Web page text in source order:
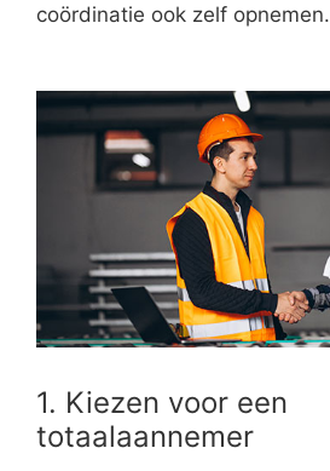
coördinatie ook zelf opnemen.
1. Kiezen voor een
totaalaannemer